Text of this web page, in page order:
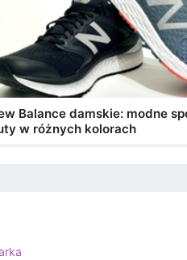
Balance damskie: modne
w różnych kolorach